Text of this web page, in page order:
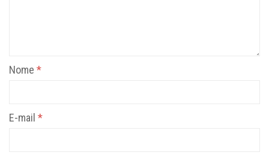
Nome *
E-mail *